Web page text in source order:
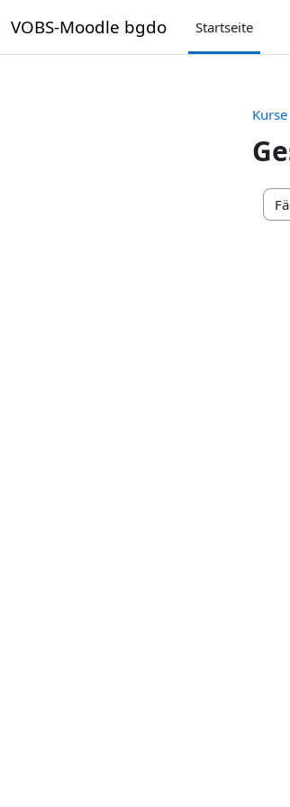
VOBS-Moodle bgdo Startseite
Kurse